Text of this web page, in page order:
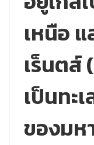
เหนือ
เร็นตส์
เป็นทะ
ของมห